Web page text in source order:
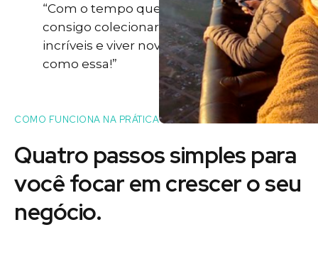
“Com o tempo que eu ganho eu
consigo colecionar momentos
incríveis e viver novas experiências
como essa!”
COMO FUNCIONA NA PRÁTICA
Quatro passos simples para
vocêfocarem crescer o seu
negócio.